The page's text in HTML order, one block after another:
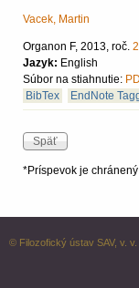
Vacek, Martin
Organon F, 2013, roč.
Jazyk: English
Súbor na stiahnutie:
BibTex
EndNote
*Príspevok je
© Filozofický ústav SAV, v. v.